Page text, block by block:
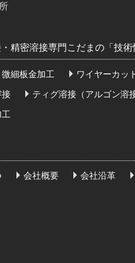
精密溶接専門こだまの「技術
細板金加工 ワイヤーカッ
接
ティグ溶接（アルゴン溶接
会社概要 会社沿革